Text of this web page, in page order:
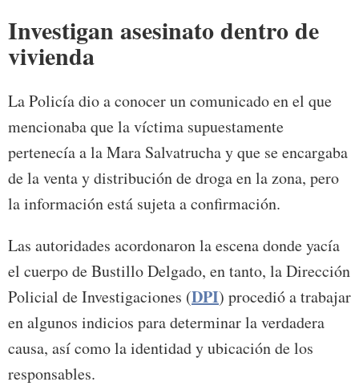
Investigan asesinato dentro de
vivienda
La Policía dio a conocer un comunicado en el que
mencionaba que la víctima supuestamente
pertenecía a la Mara Salvatrucha y que se encargaba
de la venta y distribución de droga en la zona, pero
la información está sujeta a confirmación.
Las autoridades acordonaron la escena donde yacía
el cuerpo de Bustillo Delgado, en tanto, la Dirección
Policial de Investigaciones (DPI) procedió a trabajar
en algunos indicios para determinar la verdadera
causa, así como la identidad y ubicación de los
responsables.